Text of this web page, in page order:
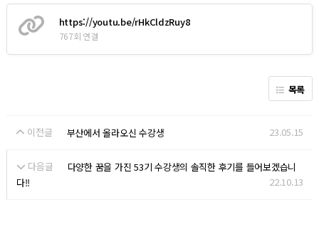
https://youtu.be/rHkCldzRuy8
767회 연결
목록
이전글 부산에서 올라오신 수강생 23.05.15
다음글
다양한 꿈을 가진 53기 수강생의 솔직한 후기를 들어보겠습니
다!!
22.10.13